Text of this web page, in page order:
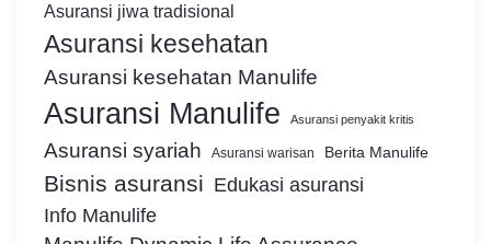
Asuransi jiwa tradisional
Asuransi kesehatan
Asuransi kesehatan Manulife
Asuransi Manulife Asuransi penyakit kritis
Asuransi syariah Asuransi warisan Berita Manulife
Bisnis asuransi Edukasi asuransi
Info Manulife